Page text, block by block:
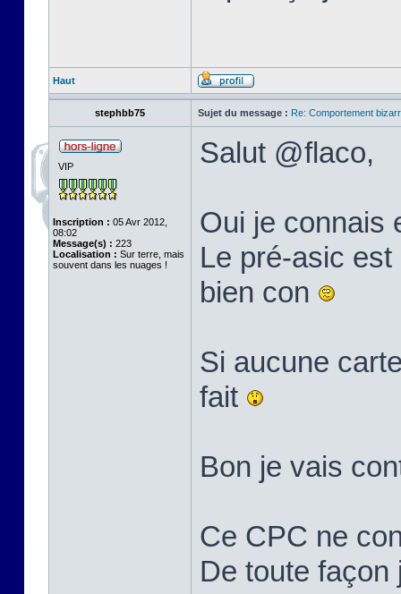
Haut
stephbb75 Sujet du message : Re: Comportement
VIP
Inscription : 05 Avr 2012,
08:02
Message(s) : 223
Localisation : Sur terre, mais
souvent dans les nuages !
Salut @flaco,
Oui je connais
Le pré-asic
bien con
Si aucune
fait
Bon je vais
Ce CPC ne
De toute façon